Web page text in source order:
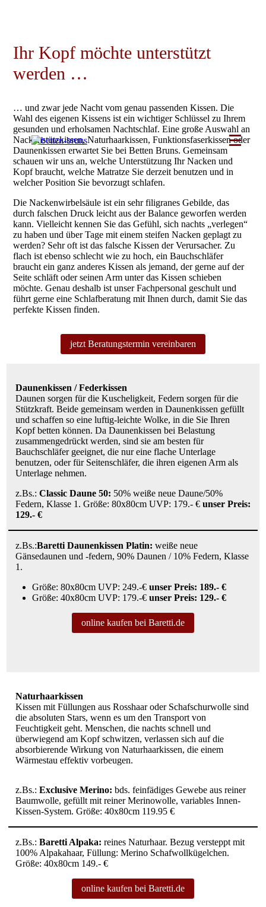
Ihr Kopf möchte unterstützt
werden …
… und zwar jede Nacht vom genau passenden Kissen. Die
Wahl des eigenen Kissens ist ein wichtiger Schlüssel zu Ihrem
gesunden und erholsamen Nachtschlaf. Eine große Auswahl an
Nackenstützkissen, Naturhaarkissen, Funktionsfaserkissen oder
Daunenkissen erwartet Sie bei Betten Bruns. Gemeinsam
schauen wir uns an, welche Unterstützung Ihr Nacken und
Kopf braucht, welche Matratze Sie derzeit benutzen und in
welcher Position Sie bevorzugt schlafen.
Die Nackenwirbelsäule ist ein sehr filigranes Gebilde, das
durch falschen Druck leicht aus der Balance geworfen werden
kann. Vielleicht kennen Sie das Gefühl, sich nachts „verlegen“
zu haben und über Tage mit einem steifen Nacken geplagt zu
werden? Sehr oft ist das falsche Kissen der Verursacher. Zu
flach ist ebenso schlecht wie zu hoch, ein Bauchschläfer
braucht ein ganz anderes Kissen als jemand, der gerne auf der
Seite schläft oder seinen Arm unter das Kissen schieben
möchte. Genau deshalb ist unser Fachpersonal geschult und
führt gerne eine Schlafberatung mit Ihnen durch, damit Sie das
perfekte Kissen finden.
jetzt Beratungstermin vereinbaren
Daunenkissen / Federkissen
Daunen sorgen für die Kuscheligkeit, Federn sorgen für die
Stützkraft. Beide gemeinsam werden in Daunenkissen gefüllt
und schaffen so eine luftig-leichte Wolke, in die Sie Ihren
Kopf betten können. Da Daunenkissen bei Belastung
zusammengedrückt werden, sind sie am besten für
Bauchschläfer geeignet, die nur eine flache Unterlage
benutzen, oder für Seitenschläfer, die ihren eigenen Arm als
Unterlage nehmen.
z.Bs.: Classic Daune 50: 50% weiße neue Daune/50%
Federn, Klasse 1. Größe: 80x80cm UVP: 179.- € unser Preis:
129.- €
z.Bs.:Baretti Daunenkissen Platin: weiße neue
Gänsedaunen und -federn, 90% Daunen / 10% Federn, Klasse
1.
Größe: 80x80cm UVP: 249.-€unser Preis: 189.- €
Größe: 40x80cm UVP: 179.-€unser Preis: 129.- €
online kaufen bei Baretti.de
Naturhaarkissen
Kissen mit Füllungen aus Rosshaar oder Schafschurwolle sind
die absoluten Stars, wenn es um den Transport von
Feuchtigkeit geht. Menschen, die nachts schnell und
überwiegend am Kopf schwitzen, verlassen sich auf die
absorbierende Wirkung von Naturhaarkissen, die einem
Wärmestau effektiv vorbeugen.
z.Bs.: Exclusive Merino: bds. feinfädiges Gewebe aus reiner
Baumwolle, gefüllt mit reiner Merinowolle, variables Innen-
Kissen-System. Größe: 40x80cm 119.95 €
z.Bs.: Baretti Alpaka: reines Naturhaar. Bezug versteppt mit
100% Alpakahaar, Füllung: Merino Schafwollkügelchen.
Größe: 40x80cm 149.- €
online kaufen bei Baretti.de